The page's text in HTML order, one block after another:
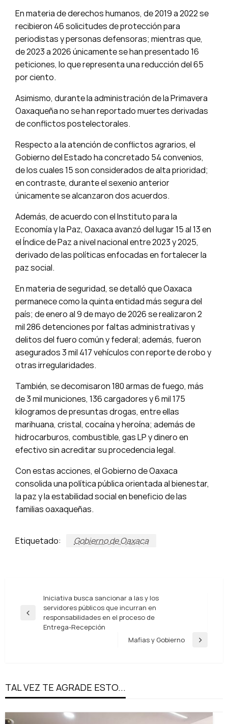
En materia de derechos humanos, de 2019 a 2022 se
recibieron 46 solicitudes de protección para
periodistas y personas defensoras; mientras que,
de 2023 a 2026 únicamente se han presentado 16
peticiones, lo que representa una reducción del 65
por ciento.
Asimismo, durante la administración de la Primavera
Oaxaqueña no se han reportado muertes derivadas
de conflictos postelectorales.
Respecto a la atención de conflictos agrarios, el
Gobierno del Estado ha concretado 54 convenios,
de los cuales 15 son considerados de alta prioridad;
en contraste, durante el sexenio anterior
únicamente se alcanzaron dos acuerdos.
Además, de acuerdo con el Instituto para la
Economía y la Paz, Oaxaca avanzó del lugar 15 al 13 en
el Índice de Paz a nivel nacional entre 2023 y 2025,
derivado de las políticas enfocadas en fortalecer la
paz social.
En materia de seguridad, se detalló que Oaxaca
permanece como la quinta entidad más segura del
país; de enero al 9 de mayo de 2026 se realizaron 2
mil 286 detenciones por faltas administrativas y
delitos del fuero común y federal; además, fueron
asegurados 3 mil 417 vehículos con reporte de robo y
otras irregularidades.
También, se decomisaron 180 armas de fuego, más
de 3 mil municiones, 136 cargadores y 6 mil 175
kilogramos de presuntas drogas, entre ellas
marihuana, cristal, cocaína y heroína; además de
hidrocarburos, combustible, gas LP y dinero en
efectivo sin acreditar su procedencia legal.
Con estas acciones, el Gobierno de Oaxaca
consolida una política pública orientada al bienestar,
la paz y la estabilidad social en beneficio de las
familias oaxaqueñas.
Etiquetado: Gobierno de Oaxaca
Navegación
de
entradas
Entrada
anterior
Iniciativa busca sancionar a las y los
servidores públicos que incurran en
responsabilidades en el proceso de
Entrega-Recepción
Entrada
Mafias y Gobierno
TAL VEZ TE AGRADE ESTO...